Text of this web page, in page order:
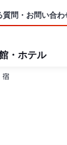
質問・お問い合わ
・ホテル
宿